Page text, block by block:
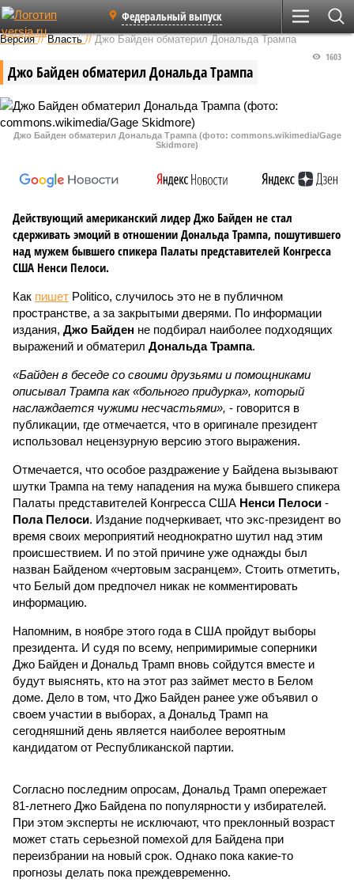
Федеральный выпуск
Версия //Власть //Джо Байден обматерил Дональда Трампа
Джо Байден обматерил Дональда Трампа
1603
Джо Байден обматерил Дональда Трампа (фото: commons.wikimedia/Gage
Skidmore)
Действующий американский лидер Джо Байден не стал
сдерживать эмоций в отношении Дональда Трампа, пошутившего
над мужем бывшего спикера Палаты представителей Конгресса
США Ненси Пелоси.
Как пишет Politico, случилось это не в публичном
пространстве, а за закрытыми дверями. По информации
издания, Джо Байден не подбирал наиболее подходящих
выражений и обматерил Дональда Трампа.
«Байден в беседе со своими друзьями и помощниками
описывал Трампа как «больного придурка», который
наслаждается чужими несчастьями», - говорится в
публикации, где отмечается, что в оригинале президент
использовал нецензурную версию этого выражения.
Отмечается, что особое раздражение у Байдена вызывают
шутки Трампа на тему нападения на мужа бывшего спикера
Палаты представителей Конгресса США Ненси Пелоси -
Пола Пелоси. Издание подчеркивает, что экс-президент во
время своих мероприятий неоднократно шутил над этим
происшествием. И по этой причине уже однажды был
назван Байденом «чертовым засранцем». Стоить отметить,
что Белый дом предпочел никак не комментировать
информацию.
Напомним, в ноябре этого года в США пройдут выборы
президента. И судя по всему, непримиримые соперники
Джо Байден и Дональд Трамп вновь сойдутся вместе и
будут выяснять, кто на этот раз займет место в Белом
доме. Дело в том, что Джо Байден ранее уже объявил о
своем участии в выборах, а Дональд Трамп на
сегодняшний день является наиболее вероятным
кандидатом от Республиканской партии.
Согласно последним опросам, Дональд Трамп опережает
81-летнего Джо Байдена по популярности у избирателей.
При этом эксперты не исключают, что преклонный возраст
может стать серьезной помехой для Байдена при
переизбрании на новый срок. Однако пока какие-то
прогнозы делать пока преждевременно.